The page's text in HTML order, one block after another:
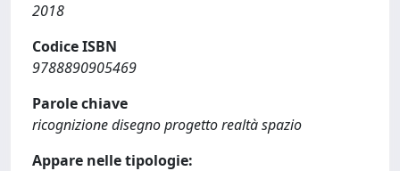
2018
Codice ISBN
9788890905469
Parole chiave
ricognizione disegno progetto realtà spazio
Appare nelle tipologie: